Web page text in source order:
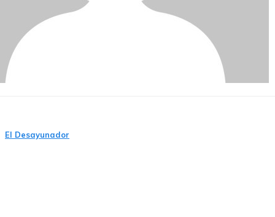
El Desayunador